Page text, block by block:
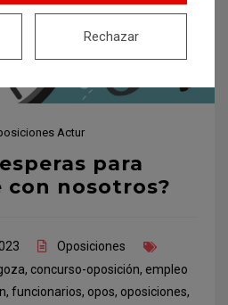
Actur
para
nosotros?
Oposiciones
, concurso-oposición, empleo
, funcionarios, opos, oposiciones,
Rechazar